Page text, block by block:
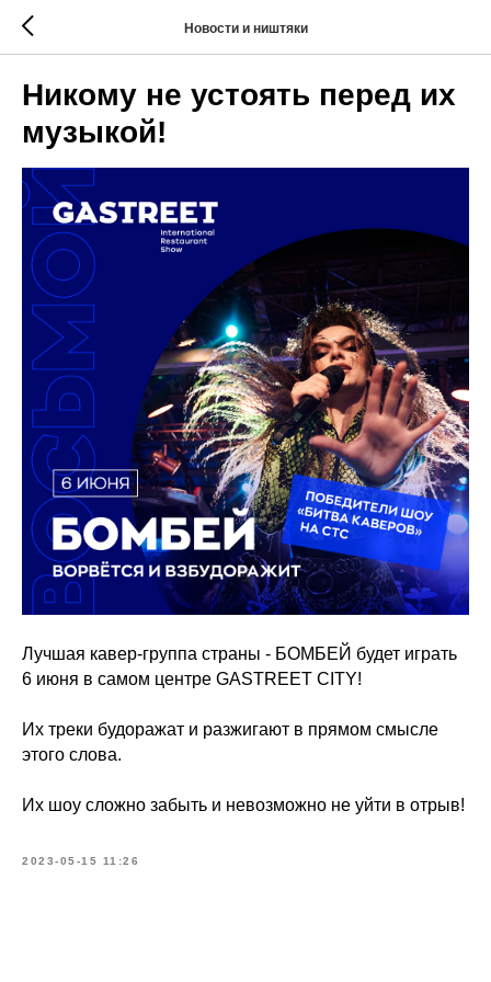
Новости и ништяки
Никому не устоять перед их
музыкой!
Лучшая кавер-группа страны - БОМБЕЙ будет играть
6 июня в самом центре GASTREET CITY!
Их треки будоражат и разжигают в прямом смысле
этого слова.
Их шоу сложно забыть и невозможно не уйти в отрыв!
2023-05-15 11:26